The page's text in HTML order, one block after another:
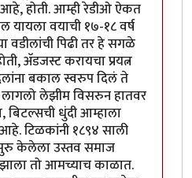
होती. आम्ही रेडीओ ऐकत
यायला वयाची १७-१८ वर्ष
वडीलांची पिढी तर हे सगळे
अ‍ॅडजस्ट करायचा प्रयत्न
बकाल स्वरुप दिलं ते
लेझीम विसरुन हातवर
बिटल्सची धुंदी आम्हाला
टिळकांनी १८९४ साली
केलेला उस्तव समाज
तो आमच्याच काळात.